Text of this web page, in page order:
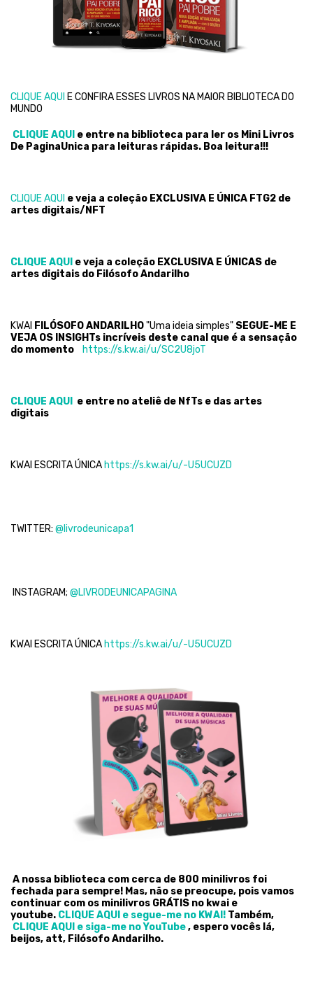
CLIQUE AQUI E CONFIRA ESSES LIVROS NA MAIOR BIBLIOTECA DO
MUNDO
CLIQUE AQUI e entre na biblioteca para ler os Mini Livros
De PaginaUnica para leituras rápidas. Boa leitura!!!
CLIQUE AQUI e veja a coleção EXCLUSIVA E ÚNICA FTG2 de
artes digitais/NFT
CLIQUE AQUI e veja a coleção EXCLUSIVA E ÚNICAS de
artes digitais do Filósofo Andarilho
KWAI FILÓSOFO ANDARILHO"Uma ideia simples" SEGUE-ME E
VEJA OS INSIGHTs incríveis deste canal que é a sensação
do momento
https://s.kw.ai/u/SC2U8joT
CLIQUE AQUI
e entre no ateliê de NfTs e das artes
digitais
KWAI ESCRITA ÚNICA https://s.kw.ai/u/-U5UCUZD
TWITTER: @livrodeunicapa1
INSTAGRAM; @LIVRODEUNICAPAGINA
KWAI ESCRITA ÚNICA https://s.kw.ai/u/-U5UCUZD
A nossa biblioteca com cerca de 800 minilivros foi
fechada para sempre! Mas, não se preocupe, pois vamos
continuar com os minilivros GRÁTIS no kwai e
youtube. CLIQUE AQUI e segue-me no KWAI! Também,
CLIQUE AQUI e siga-me no YouTube, espero vocês lá,
beijos, att, Filósofo Andarilho.